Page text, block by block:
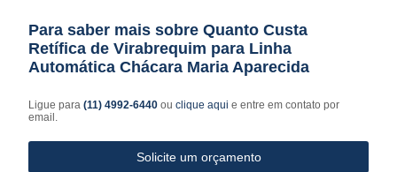
Para saber mais sobre Quanto Custa
Retífica de Virabrequim para Linha
Automática Chácara Maria Aparecida
Ligue para(11) 4992-6440ouclique aqui e entre em contato por
email.
Solicite um orçamento